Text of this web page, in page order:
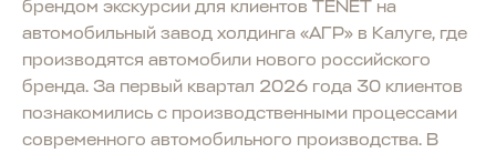
брендом экскурсии для клиентов TENET на
автомобильный завод холдинга «АГР» в Калуге, где
производятся автомобили нового российского
бренда. За первый квартал 2026 года 30 клиентов
познакомились с производственными процессами
современного автомобильного производства. В